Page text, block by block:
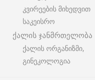
კვირეების მიხედვით
საკეისრო
ქალის ჯანმრთელობა
ქალის ორგანიზმი,
გინეკოლოგია